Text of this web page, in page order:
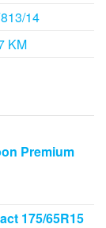
14
KM
Premium
175/65R15